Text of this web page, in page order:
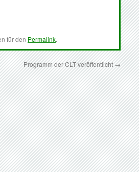
für den Permalink.
Programm der CLT veröffentlicht→